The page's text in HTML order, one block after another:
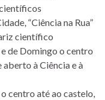
“Ciência na Rua”
científico
e de Domingo o centro
à Ciência e à
centro até ao castelo,